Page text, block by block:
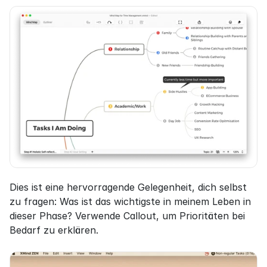
Dies ist eine hervorragende Gelegenheit, dich selbst
zu fragen: Was ist das wichtigste in meinem Leben in
dieser Phase? Verwende Callout, um Prioritäten bei
Bedarf zu erklären.